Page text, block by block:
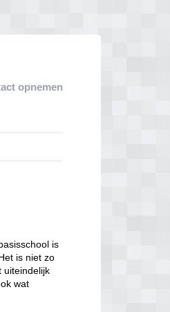
opnemen
is
is niet zo
uiteindelijk
wat